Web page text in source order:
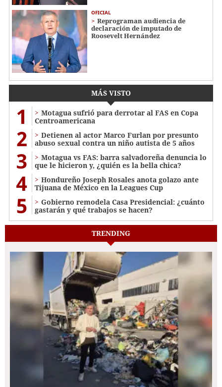
OFICIAL
Reprograman audiencia de
declaración de imputado de
Roosevelt Hernández
MÁS VISTO
1
Motagua sufrió para derrotar al FAS en Copa
Centroamericana
2
Detienen al actor Marco Furlan por presunto
abuso sexual contra un niño autista de 5 años
3
Motagua vs FAS: barra salvadoreña denuncia lo
que le hicieron y, ¿quién es la bella chica?
4
Hondureño Joseph Rosales anota golazo ante
Tijuana de México en la Leagues Cup
5
Gobierno remodela Casa Presidencial: ¿cuánto
gastarán y qué trabajos se hacen?
TRENDING